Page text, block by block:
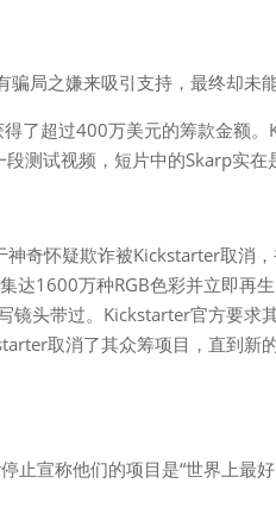
局之嫌来吸引支持，最终却未
了超过400万美元的筹款金额
测试视频，短片中的Skarp实
奇怀疑欺诈被Kickstarter取消
达1600万种RGB色彩并立即再
镜头带过。Kickstarter官方要求
取消了其众筹项目，直到新
宣称他们的项目是“世界上最